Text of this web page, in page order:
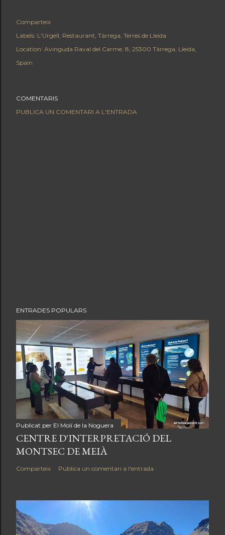
Comparteix
Labels: L'Urgell Restaurant Tàrrega Terres de Lleida
Location: Avinguda Raval del Carme, 8, 25300 Tàrrega, Lleida,
Spain
COMENTARIS
PUBLICA UN COMENTARI A L'ENTRADA
ENTRADES POPULARS
Publicat per El Molí de la Noguera
CENTRE D'INTERPRETACIÓ DEL
MONTSEC DE MEIÀ
Comparteix Publica un comentari a l'entrada